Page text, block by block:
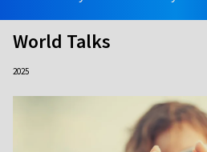
World Talks
2025